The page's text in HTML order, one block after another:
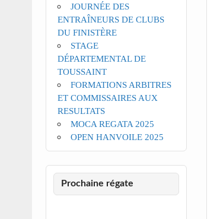
JOURNÉE DES
ENTRAÎNEURS DE CLUBS
DU FINISTÈRE
STAGE
DÉPARTEMENTAL DE
TOUSSAINT
FORMATIONS ARBITRES
ET COMMISSAIRES AUX
RESULTATS
MOCA REGATA 2025
OPEN HANVOILE 2025
Prochaine régate